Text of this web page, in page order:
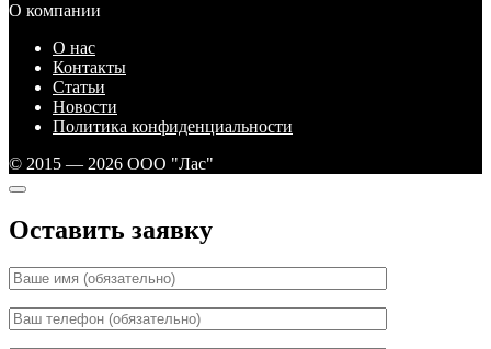
О компании
О нас
Контакты
Статьи
Новости
Политика конфиденциальности
© 2015 — 2026 ООО "Лас"
Оставить заявку